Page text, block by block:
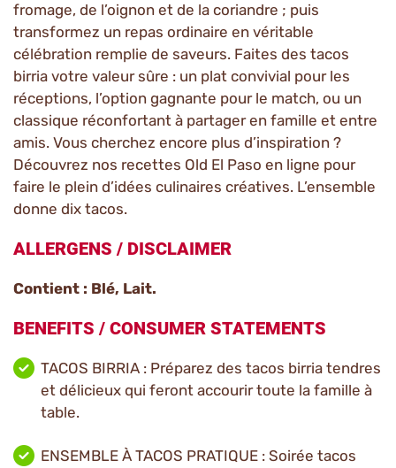
fromage, de l’oignon et de la coriandre ; puis
transformez un repas ordinaire en véritable
célébration remplie de saveurs. Faites des tacos
birria votre valeur sûre : un plat convivial pour les
réceptions, l’option gagnante pour le match, ou un
classique réconfortant à partager en famille et entre
amis. Vous cherchez encore plus d’inspiration ?
Découvrez nos recettes Old El Paso en ligne pour
faire le plein d’idées culinaires créatives. L’ensemble
donne dix tacos.
ALLERGENS / DISCLAIMER
Contient : Blé, Lait.
BENEFITS / CONSUMER STATEMENTS
TACOS BIRRIA : Préparez des tacos birria tendres
et délicieux qui feront accourir toute la famille à
table.
ENSEMBLE À TACOS PRATIQUE : Soirée tacos